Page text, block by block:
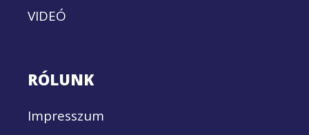
VIDEÓ
RÓLUNK
Impresszum